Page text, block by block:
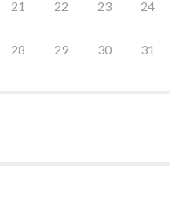
21 22 23 24
28 29 30 31